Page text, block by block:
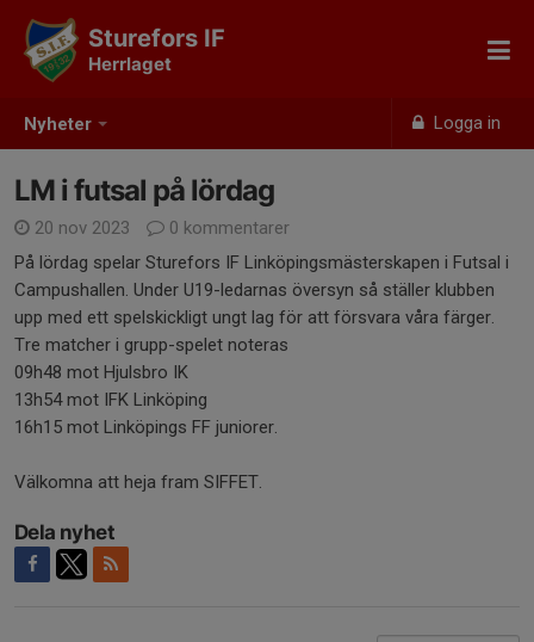
Nyheter Logga in
Sturefors IF
Herrlaget
LM i futsal på lördag
20 nov 2023
0 kommentarer
På lördag spelar Sturefors IF Linköpingsmästerskapen i Futsal i
Campushallen. Under U19-ledarnas översyn så ställer klubben
upp med ett spelskickligt ungt lag för att försvara våra färger.
Tre matcher i grupp-spelet noteras
09h48 mot Hjulsbro IK
13h54 mot IFK Linköping
16h15 mot Linköpings FF juniorer.
Välkomna att heja fram SIFFET.
Dela nyhet